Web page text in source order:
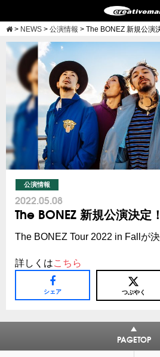
> NEWS > 公演情報 > The BONEZ 新規公演
公演情報
2022.05.08
The BONEZ 新規公演決定！
The BONEZ Tour 2022 in Fallが決
詳しくはこちら
シェア つぶやく
PAGETOP